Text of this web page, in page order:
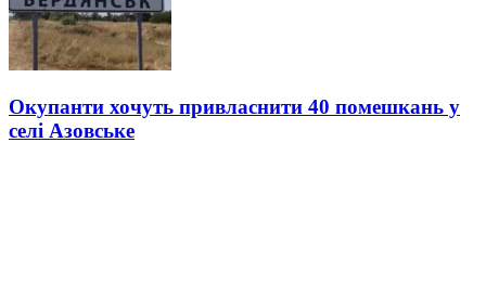
Окупанти хочуть привласнити 40 помешкань у
селі Азовське